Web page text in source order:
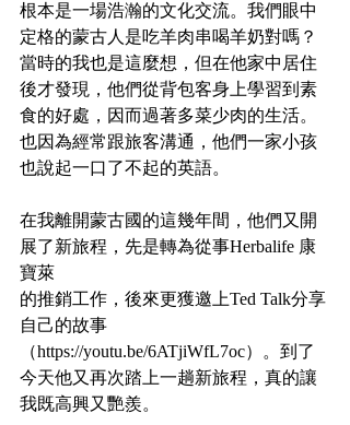
根本是一場浩瀚的文化交流。我們眼中
定格的蒙古人是吃羊肉串喝羊奶對嗎？
當時的我也是這麼想，但在他家中居住
後才發現，他們從背包客身上學習到素
食的好處，因而過著多菜少肉的生活。
也因為經常跟旅客溝通，他們一家小孩
也說起一口了不起的英語。
在我離開蒙古國的這幾年間，他們又開
展了新旅程，先是轉為從事Herbalife 康
寶萊
的推銷工作，後來更獲邀上Ted Talk分享
自己的故事
（https://youtu.be/6ATjiWfL7oc）。到了
今天他又再次踏上一趟新旅程，真的讓
我既高興又艷羨。